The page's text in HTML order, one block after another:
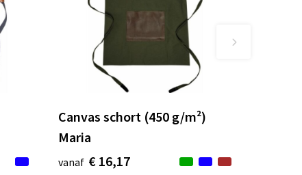
Canvas schort (450 g/m²)
Maria
vanaf € 16,17